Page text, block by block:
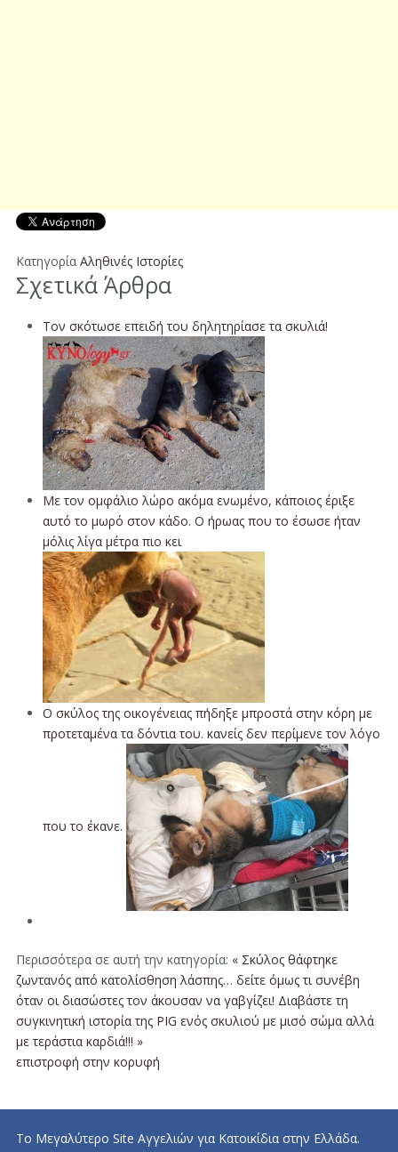
Κατηγορία Αληθινές Ιστορίες
Σχετικά Άρθρα
Τον σκότωσε επειδή του δηλητηρίασε τα σκυλιά!
Με τον ομφάλιο λώρο ακόμα ενωμένο, κάποιος έριξε
αυτό το μωρό στον κάδο. Ο ήρωας που το έσωσε ήταν
μόλις λίγα μέτρα πιο κει
Ο σκύλος της οικογένειας πήδηξε μπροστά στην κόρη με
προτεταμένα τα δόντια του. κανείς δεν περίμενε τον λόγο
που το έκανε.
Περισσότερα σε αυτή την κατηγορία: « Σκύλος θάφτηκε
ζωντανός από κατολίσθηση λάσπης… δείτε όμως τι συνέβη
όταν οι διασώστες τον άκουσαν να γαβγίζει! Διαβάστε τη
συγκινητική ιστορία της PIG ενός σκυλιού με μισό σώμα αλλά
με τεράστια καρδιά!!! »
επιστροφή στην κορυφή
Το Μεγαλύτερο Site Αγγελιών για Κατοικίδια στην Ελλάδα.